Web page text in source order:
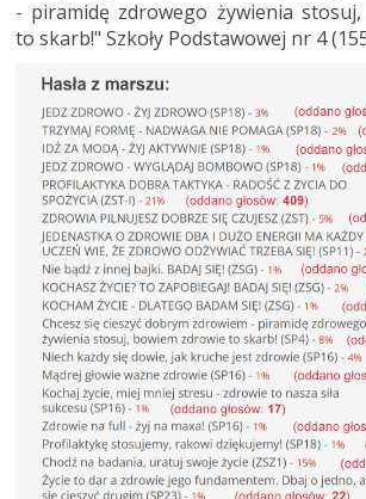
- piramidę zdrowego żywienia
to skarb!" Szkoły Podstawowej nr 4